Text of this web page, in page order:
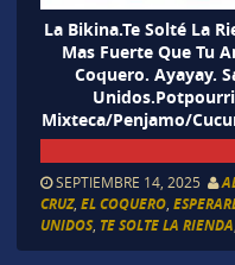
La Bikina.Te Solté La
Mas Fuerte Que Tu
Coquero. Ayayay.
Mixteca/Penjamo/
SEPTIEMBRE 14, 2025
CRUZ, EL COQUERO,
UNIDOS, TE SOLTE LA RIENDA